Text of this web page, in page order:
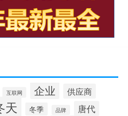
互联网 企业 供应商
天 冬季 品牌 唐代